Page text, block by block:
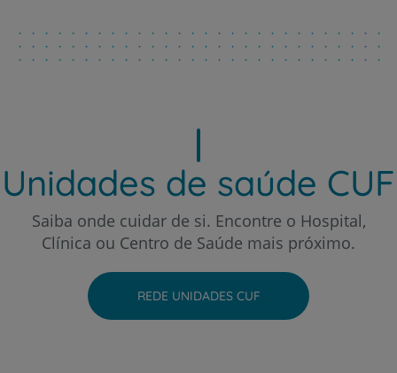
Hospital CUF Santarém
Hospital CUF Sintra
Hospital CUF Tejo - Lisboa
Hospital CUF Torres Vedras
Unidades de saúde CUF
Saiba onde cuidar de si. Encontre o Hospital,
Clínica ou Centro de Saúde mais próximo.
REDE UNIDADES CUF